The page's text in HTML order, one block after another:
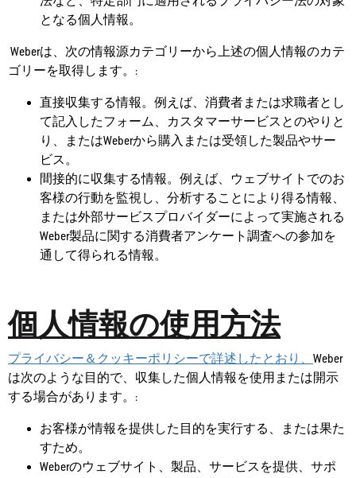
となる個人情報。
Weberは、次の情報源カテゴリーから上述の個人情報のカテ
ゴリーを取得します。:
直接収集する情報。例えば、消費者または求職者とし
て記入したフォーム、カスタマーサービスとのやりと
り、またはWeberから購入または受領した製品やサー
ビス。
間接的に収集する情報。例えば、ウェブサイトでのお
客様の行動を監視し、分析することにより得る情報、
または外部サービスプロバイダーによって実施される
Weber製品に関する消費者アンケート調査への参加を
通して得られる情報。
個人情報の使用方法
プライバシー＆クッキーポリシーで詳述したとおり、 Weber
は次のような目的で、収集した個人情報を使用または開示
する場合があります。:
お客様が情報を提供した目的を実行する、または果た
すため。
Weberのウェブサイト、製品、サービスを提供、サポ